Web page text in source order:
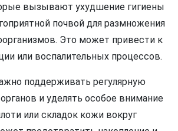
вызывают ухудшение гигиены
почвой для размножения
Это может привести к
или воспалительных процессов.
поддерживать регулярную
и уделять особое внимание
или складок кожи вокруг